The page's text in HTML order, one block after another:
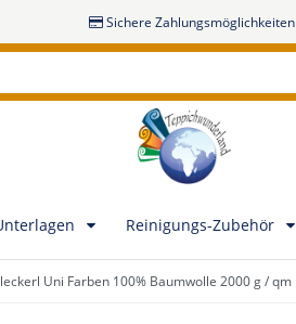
Sichere Zahlungsmöglichkeiten
Reinigungs-Zubehör
Uni Farben 100% Baumwolle 2000 g / qm